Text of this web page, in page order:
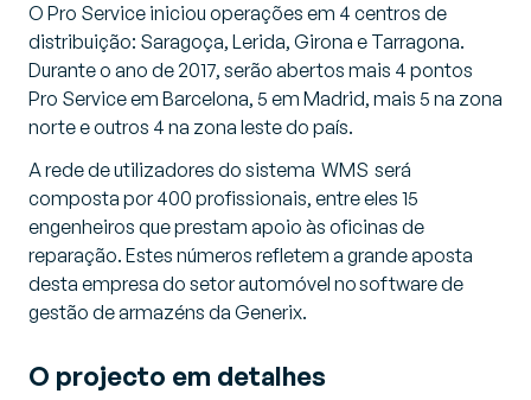
O Pro Service iniciou operações em 4 centros de
distribuição: Saragoça, Lerida, Girona e Tarragona.
Durante o ano de 2017, serão abertos mais 4 pontos
Pro Service em Barcelona, 5 em Madrid, mais 5 na zona
norte e outros 4 na zona leste do país.
A rede de utilizadores do sistema WMS será
composta por 400 profissionais, entre eles 15
engenheiros que prestam apoio às oficinas de
reparação. Estes números refletem a grande aposta
desta empresa do setor automóvel no software de
gestão de armazéns da Generix.
O projecto em detalhes